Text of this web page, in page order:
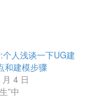
个人浅谈一下UG建
和建模步骤
4 日
”中